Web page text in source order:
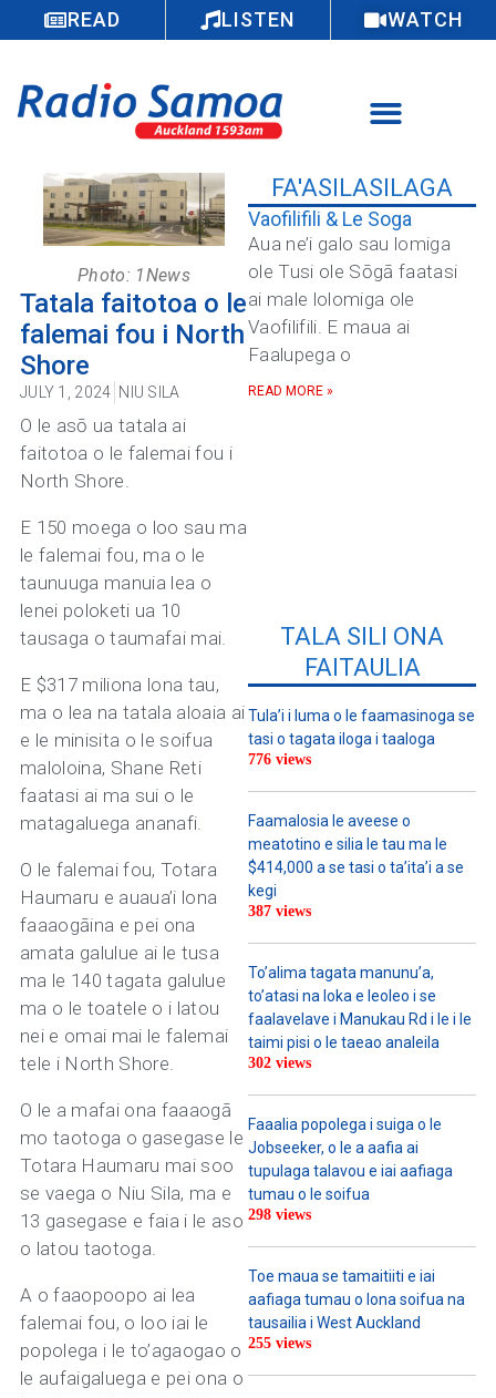
READ LISTEN WATCH
Photo: 1News
Tatala faitotoa o le
falemai fou i North
Shore
JULY 1, 2024 NIU SILA
O le asō ua tatala ai
faitotoa o le falemai fou i
North Shore.
E 150 moega o loo sau ma
le falemai fou, ma o le
taunuuga manuia lea o
lenei poloketi ua 10
tausaga o taumafai mai.
E $317 miliona lona tau,
ma o lea na tatala aloaia ai
e le minisita o le soifua
maloloina, Shane Reti
faatasi ai ma sui o le
matagaluega ananafi.
O le falemai fou, Totara
Haumaru e auaua’i lona
faaaogāina e pei ona
amata galulue ai le tusa
ma le 140 tagata galulue
ma o le toatele o i latou
nei e omai mai le falemai
tele i North Shore.
O le a mafai ona faaaogā
mo taotoga o gasegase le
Totara Haumaru mai soo
se vaega o Niu Sila, ma e
13 gasegase e faia i le aso
o latou taotoga.
A o faaopoopo ai lea
falemai fou, o loo iai le
popolega i le to’agaogao o
le aufaigaluega e pei ona o
FA'ASILASILAGA
Vaofilifili & Le Soga
Aua ne’i galo sau lomiga
ole Tusi ole Sōgā faatasi
ai male lolomiga ole
Vaofilifili. E maua ai
Faalupega o
READ MORE »
TALA SILI ONA
FAITAULIA
Tula’i i luma o le faamasinoga se
tasi o tagata iloga i taaloga
776 views
Faamalosia le aveese o
meatotino e silia le tau ma le
$414,000 a se tasi o ta’ita’i a se
kegi
387 views
To’alima tagata manunu’a,
to’atasi na loka e leoleo i se
faalavelave i Manukau Rd i le i le
taimi pisi o le taeao analeila
302 views
Faaalia popolega i suiga o le
Jobseeker, o le a aafia ai
tupulaga talavou e iai aafiaga
tumau o le soifua
298 views
Toe maua se tamaitiiti e iai
aafiaga tumau o lona soifua na
tausailia i West Auckland
255 views